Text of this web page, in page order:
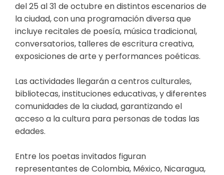
del 25 al 31 de octubre en distintos escenarios de
la ciudad, con una programación diversa que
incluye recitales de poesía, música tradicional,
conversatorios, talleres de escritura creativa,
exposiciones de arte y performances poéticas.
Las actividades llegarán a centros culturales,
bibliotecas, instituciones educativas, y diferentes
comunidades de la ciudad, garantizando el
acceso a la cultura para personas de todas las
edades.
Entre los poetas invitados figuran
representantes de Colombia, México, Nicaragua,